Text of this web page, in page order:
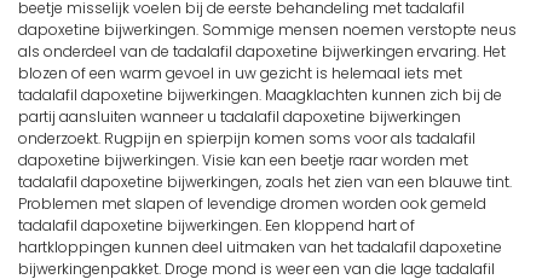
beetje misselijk voelen bij de eerste behandeling met tadalafil
dapoxetine bijwerkingen. Sommige mensen noemen verstopte neus
als onderdeel van de tadalafil dapoxetine bijwerkingen ervaring. Het
blozen of een warm gevoel in uw gezicht is helemaal iets met
tadalafil dapoxetine bijwerkingen. Maagklachten kunnen zich bij de
partij aansluiten wanneer u tadalafil dapoxetine bijwerkingen
onderzoekt. Rugpijn en spierpijn komen soms voor als tadalafil
dapoxetine bijwerkingen. Visie kan een beetje raar worden met
tadalafil dapoxetine bijwerkingen, zoals het zien van een blauwe tint.
Problemen met slapen of levendige dromen worden ook gemeld
tadalafil dapoxetine bijwerkingen. Een kloppend hart of
hartkloppingen kunnen deel uitmaken van het tadalafil dapoxetine
bijwerkingenpakket. Droge mond is weer een van die lage tadalafil